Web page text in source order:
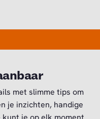
met slimme tips om
je inzichten, handige